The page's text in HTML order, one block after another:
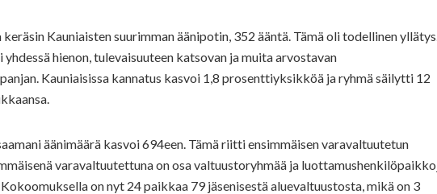
keräsin Kauniaisten suurimman äänipotin, 352 ääntä. Tämä oli todellinen
hienon, tulevaisuuteen katsovan ja muita arvostavan
Kauniaisissa kannatus kasvoi 1,8 prosenttiyksikköä ja ryhmä säilytti 12
äänimäärä kasvoi 694een. Tämä riitti ensimmäisen varavaltuutetun
varavaltuutettuna on osa valtuustoryhmää ja
on nyt 24 paikkaa 79 jäsenisestä aluevaltuustosta, mikä on 3